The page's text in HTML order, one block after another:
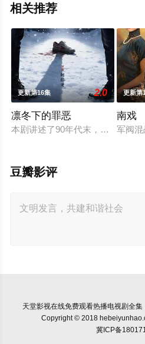
相关推荐
更新第16集 2.0
凛冬下的罪恶
本剧讲述了90年代末，怒河市刑
更新第
南戏
军阀
豆瓣影评
天堂影视在线免费观看热播电视剧全
Copyright © 2018
冀ICP备